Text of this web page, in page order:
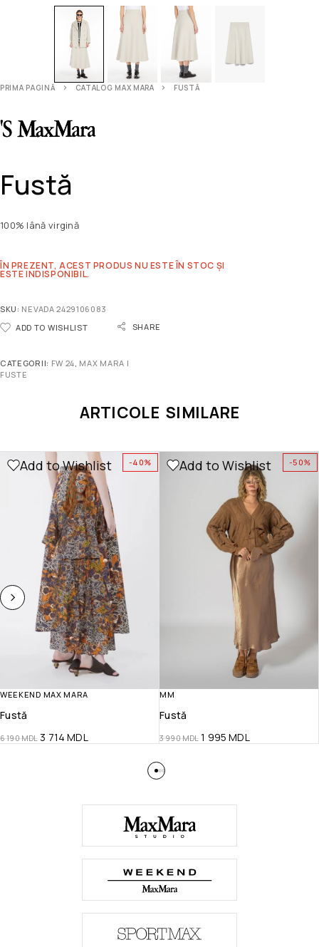
PRIMA PAGINĂ CATALOG MAX MARA FUSTĂ
Fustă
100% lână virgină
ÎN PREZENT, ACEST PRODUS NU ESTE ÎN STOC ȘI
ESTE INDISPONIBIL.
SKU: NEVADA 2429106083
ADD TO WISHLIST
SHARE
CATEGORII: FW 24 MAX MARA |
FUSTE
ARTICOLE SIMILARE
-40%
Add to Wishlist
WEEKEND MAX MARA
Fustă
6 190MDL 3 714MDL
-50%
Add to Wishlist
MM
Fustă
3 990MDL 1 995MDL